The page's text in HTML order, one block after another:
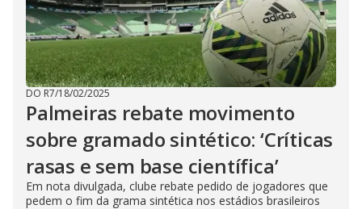
DO R7/18/02/2025
Palmeiras rebate movimento
sobre gramado sintético: ‘Críticas
rasas e sem base científica’
Em nota divulgada, clube rebate pedido de jogadores que
pedem o fim da grama sintética nos estádios brasileiros